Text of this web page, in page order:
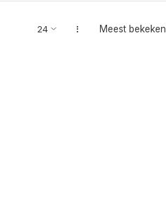
Meest bekeken